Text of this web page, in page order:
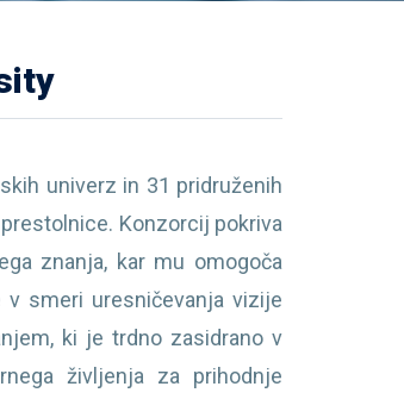
univerz in 31 pridruženih
Konzorcij pokriva
znanja, kar mu omogoča
v smeri uresničevanja vizije
ki je trdno zasidrano v
življenja za prihodnje